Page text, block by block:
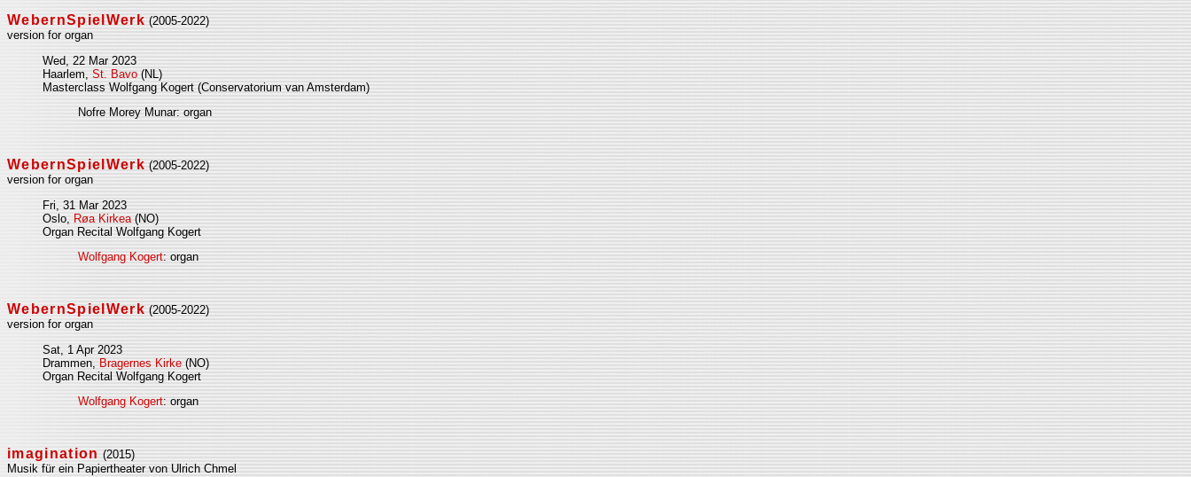
WebernSpielWerk (2005-2022)
version for organ
Wed, 22 Mar 2023
Haarlem, St. Bavo (NL)
Masterclass Wolfgang Kogert (Conservatorium van Amsterdam)
Nofre Morey Munar: organ
WebernSpielWerk (2005-2022)
version for organ
Fri, 31 Mar 2023
Oslo, Røa Kirkea (NO)
Organ Recital Wolfgang Kogert
Wolfgang Kogert: organ
WebernSpielWerk (2005-2022)
version for organ
Sat, 1 Apr 2023
Drammen, Bragernes Kirke (NO)
Organ Recital Wolfgang Kogert
Wolfgang Kogert: organ
imagination (2015)
Musik für ein Papiertheater von Ulrich Chmel